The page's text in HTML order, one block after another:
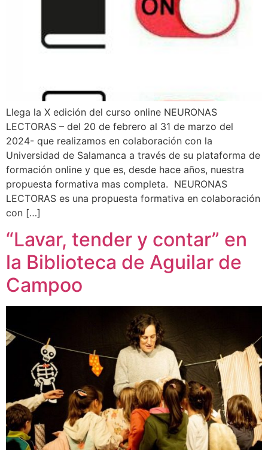
Llega la X edición del curso online NEURONAS
LECTORAS – del 20 de febrero al 31 de marzo del
2024- que realizamos en colaboración con la
Universidad de Salamanca a través de su plataforma de
formación online y que es, desde hace años, nuestra
propuesta formativa mas completa. NEURONAS
LECTORAS es una propuesta formativa en colaboración
con […]
“Lavar, tender y contar” en
la Biblioteca de Aguilar de
Campoo